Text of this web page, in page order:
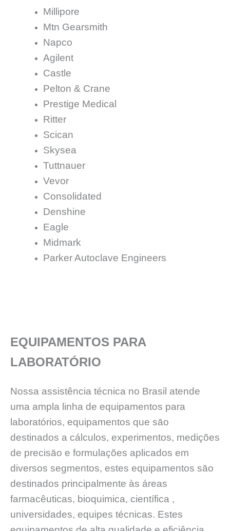
Millipore
Mtn Gearsmith
Napco
Agilent
Castle
Pelton & Crane
Prestige Medical
Ritter
Scican
Skysea
Tuttnauer
Vevor
Consolidated
Denshine
Eagle
Midmark
Parker Autoclave Engineers
EQUIPAMENTOS PARA
LABORATÓRIO
Nossa assistência técnica no Brasil atende
uma ampla linha de equipamentos para
laboratórios, equipamentos que sāo
destinados a cálculos, experimentos, medições
de precisāo e formulações aplicados em
diversos segmentos, estes equipamentos sāo
destinados principalmente às áreas
farmacêuticas, bioquimica, científica ,
universidades, equipes técnicas. Estes